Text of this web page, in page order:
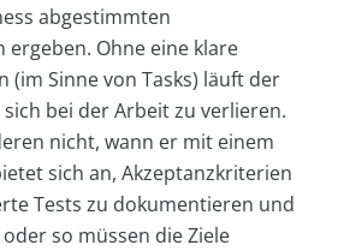
abgestimmten
Ohne eine klare
(im Sinne von Tasks) läuft der
bei der Arbeit zu verlieren.
nicht, wann er mit einem
sich an, Akzeptanzkriterien
Tests zu dokumentieren und
so müssen die Ziele